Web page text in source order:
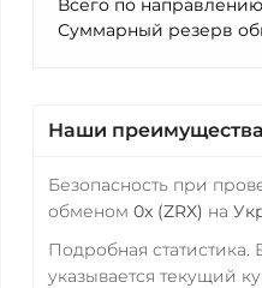
Всего по
Суммарный резерв
Наши преимущества
Безопасность при
обменом 0x (ZRX) на
Подробная
указывается текущий